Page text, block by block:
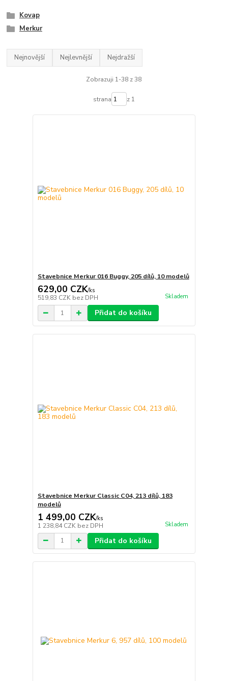
Kovap
Merkur
Nejnovější Nejlevnější Nejdražší
Zobrazuji 1-38 z 38
strana z 1
Stavebnice Merkur 016 Buggy, 205 dílů, 10 modelů
629,00 CZK/ks
519,83 CZK bez DPH Skladem
Přidat do košíku
Stavebnice Merkur Classic C04, 213 dílů, 183
modelů
1 499,00 CZK/ks
1 238,84 CZK bez DPH Skladem
Přidat do košíku